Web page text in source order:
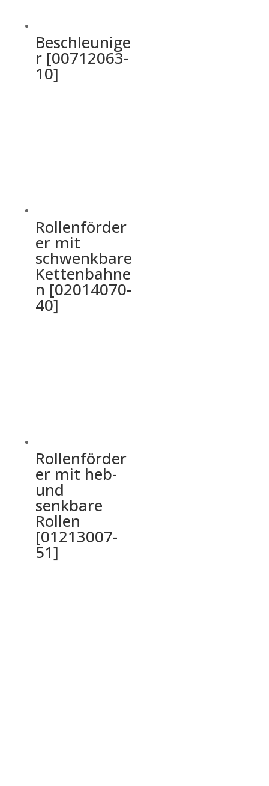
Beschleunige
r [00712063-
10]
Rollenförder
er mit
schwenkbare
Kettenbahne
n [02014070-
40]
Rollenförder
er mit heb-
und
senkbare
Rollen
[01213007-
51]